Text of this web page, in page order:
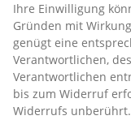
Ihre Einwilligung
Gründen mit
genügt eine
Verantwortlichen,
Verantwortlichen
bis zum Widerruf
Widerrufs unberührt.